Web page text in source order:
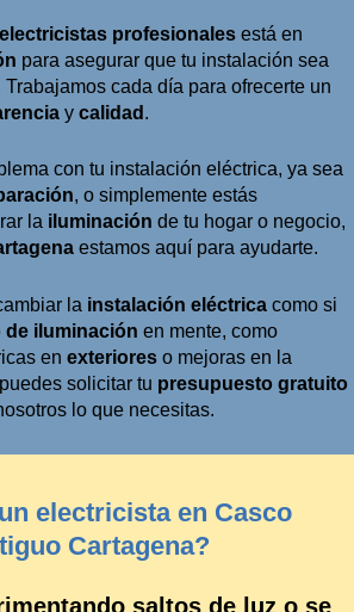
electricistas profesionales está en
para asegurar que tu instalación sea
Trabajamos cada día para ofrecerte un
y calidad .
con tu instalación eléctrica, ya sea
, o simplemente estás
la iluminación de tu hogar o negocio,
estamos aquí para ayudarte.
la instalación eléctrica como si
de iluminación en mente, como
en exteriores o mejoras en la
solicitar tu presupuesto gratuito
lo que necesitas.
electricista en Casco
Cartagena?
saltos de luzo se